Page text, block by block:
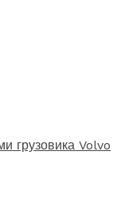
грузовика Volvo